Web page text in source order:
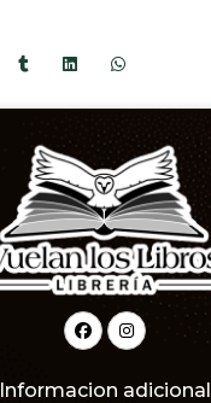
Informacion adicional